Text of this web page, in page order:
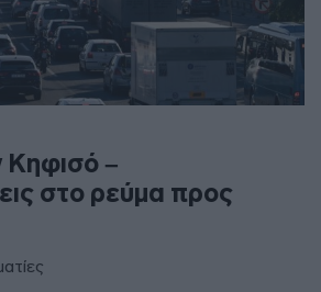
Κηφισό –
στο ρεύμα προς